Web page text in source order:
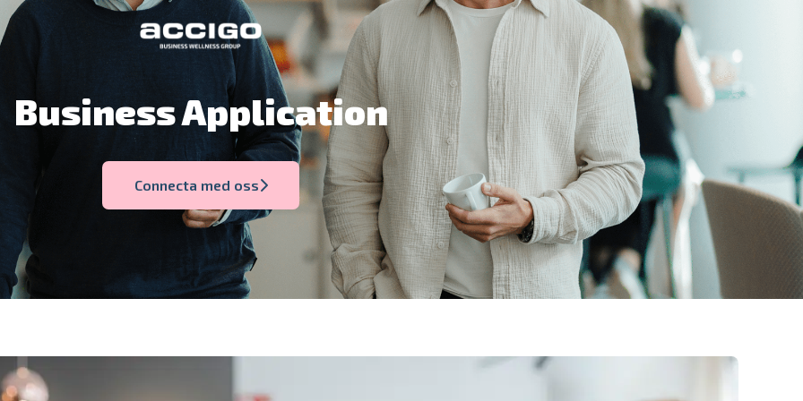
Business Application
Connecta med oss